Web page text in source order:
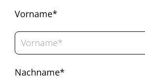
Vorname*
Nachname*